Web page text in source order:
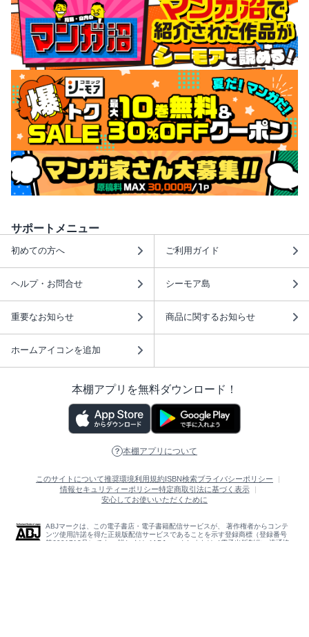
サポートメニュー
初めての方へ ご利用ガイド
ヘルプ・お問合せ シーモア島
重要なお知らせ 商品に関するお知らせ
ホームアイコンを追加
本棚アプリを無料ダウンロード！
本棚アプリについて
このサイトについて推奨環境利用規約ISBN検索プライバシーポリシー
情報セキュリティーポリシー特定商取引法に基づく表示
安心してお使いいただくために
ABJマークは、この電子書店・電子書籍配信サービスが、 著作権者からコンテ
ンツ使用許諾を得た正規版配信サービスであることを示す登録商標（登録番号
第6091713号）です。 詳しくは［ABJマーク］または［電子出版制作・流通協